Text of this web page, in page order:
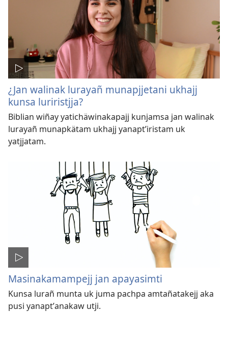
¿Jan walinak lurayañ munapjjetani ukhajj
kunsa luriristjja?
Biblian wiñay yatichäwinakapajj kunjamsa jan walinak
lurayañ munapkätam ukhajj yanaptʼiristam uk
yatjjatam.
Masinakamampejj jan apayasimti
Kunsa lurañ munta uk juma pachpa amtañatakejj aka
pusi yanaptʼanakaw utji.